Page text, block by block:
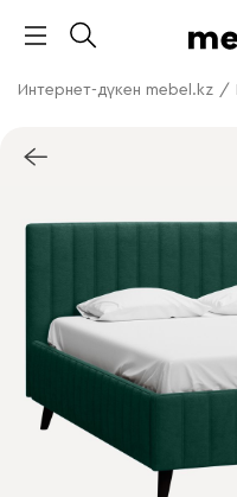
Интернет-дүкен mebel.kz /